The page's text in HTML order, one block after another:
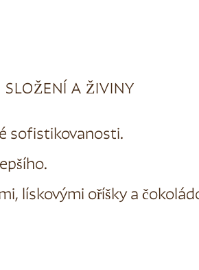
SLOŽENÍ A ŽIVINY
sofistikovanosti.
lískovými oříšky a